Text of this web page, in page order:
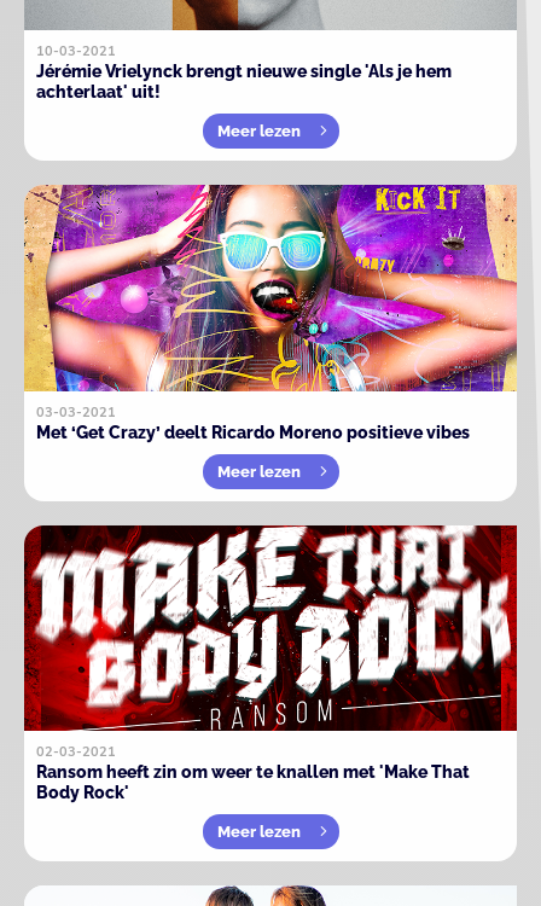
10-03-2021
Jérémie Vrielynck brengt nieuwe single 'Als je hem
achterlaat' uit!
Meer lezen
03-03-2021
Met ‘Get Crazy’ deelt Ricardo Moreno positieve vibes
Meer lezen
02-03-2021
Ransom heeft zin om weer te knallen met 'Make That
Body Rock'
Meer lezen